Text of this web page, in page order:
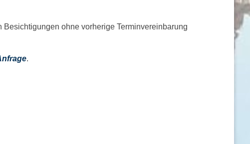
ohne vorherige Terminvereinbarung
.